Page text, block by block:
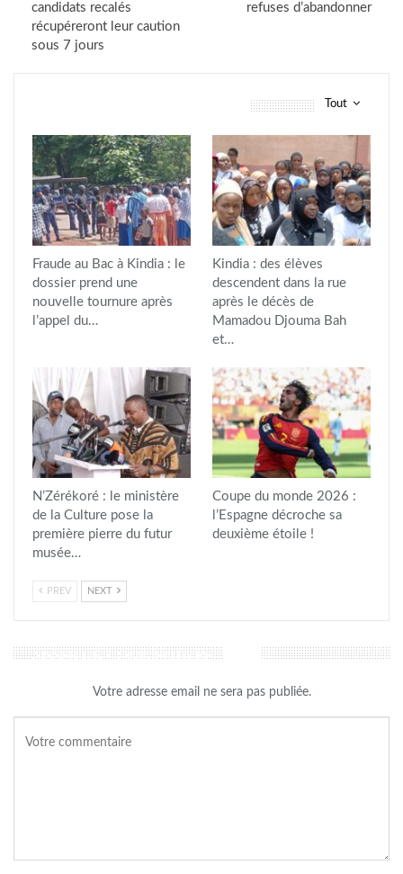
candidats recalés
récupéreront leur caution
sous 7 jours
refuses d’abandonner
Tout
Fraude au Bac à Kindia : le
dossier prend une
nouvelle tournure après
l’appel du…
Kindia : des élèves
descendent dans la rue
après le décès de
Mamadou Djouma Bah
et…
N’Zérékoré : le ministère
de la Culture pose la
première pierre du futur
musée…
Coupe du monde 2026 :
l’Espagne décroche sa
deuxième étoile !
PREV NEXT
LAISSER UN COMMENTAIRE
Votre adresse email ne sera pas publiée.